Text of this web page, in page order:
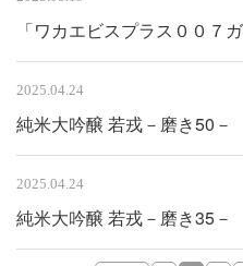
「ワカエビスプラス００７
2025.04.24
純米大吟醸 若戎－磨き50－
2025.04.24
純米大吟醸 若戎－磨き35－